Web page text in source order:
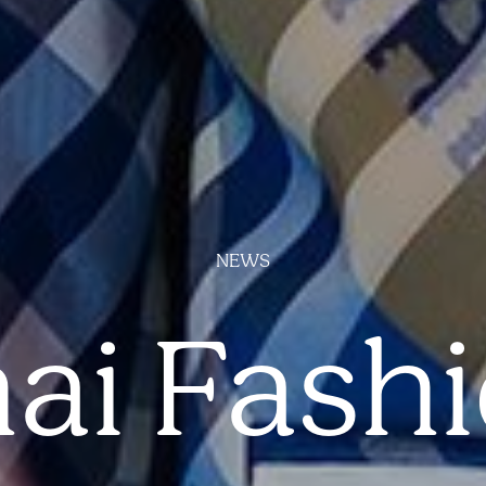
NEWS